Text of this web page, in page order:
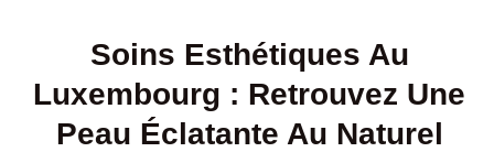
Soins Esthétiques Au
Luxembourg : Retrouvez Une
Peau Éclatante Au Naturel